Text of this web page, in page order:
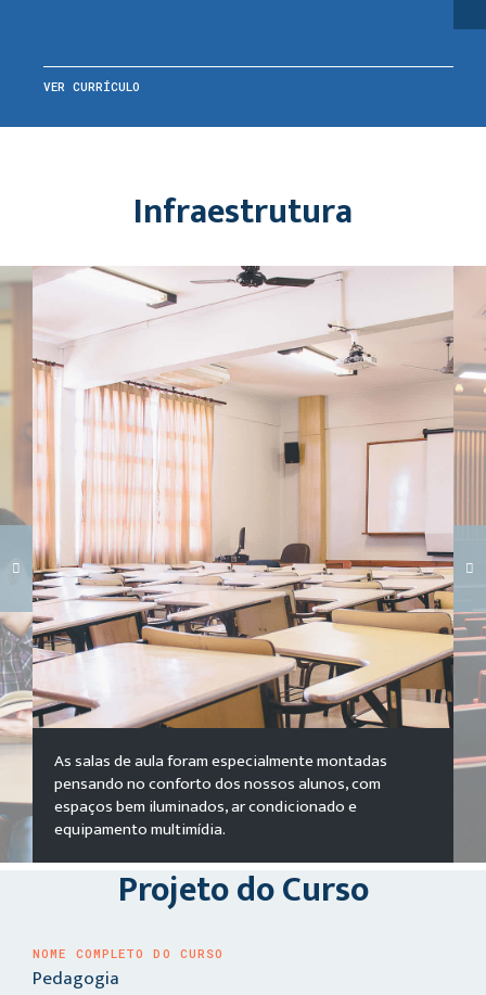
VER CURRÍCULO
Infraestrutura
Carregando galeria...
As salas de aula foram especialmente montadas
pensando no conforto dos nossos alunos, com
espaços bem iluminados, ar condicionado e
equipamento multimídia.
Projeto do Curso
NOME COMPLETO DO CURSO
Pedagogia